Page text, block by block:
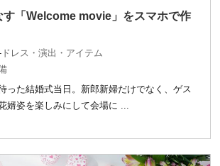
す「Welcome movie」をスマホで作
ドレス・演出・アイテム
った結婚式当日。新郎新婦だけでなく、ゲス
婿姿を楽しみにして会場に ...